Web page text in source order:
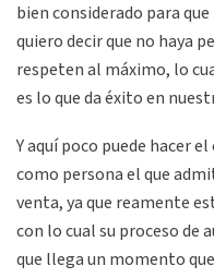
bien considerado para
quiero decir que no haya
respeten al máximo, lo
es lo que da éxito en
Y aquí poco puede hacer
como persona el que
venta, ya que reamente
con lo cual su proceso de
que llega un momento